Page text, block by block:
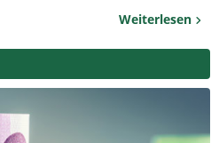
Weiterlesen